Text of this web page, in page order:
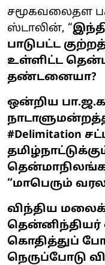
சமூகவலைதள
ஸ்டாலின், “
பாடுபட்ட
உள்ளிட்ட
தண்டனையா?
ஒன்றிய
#Delimitation
“மாபெரும்
விந்திய
கொதித்துப்
நெருப்போடு